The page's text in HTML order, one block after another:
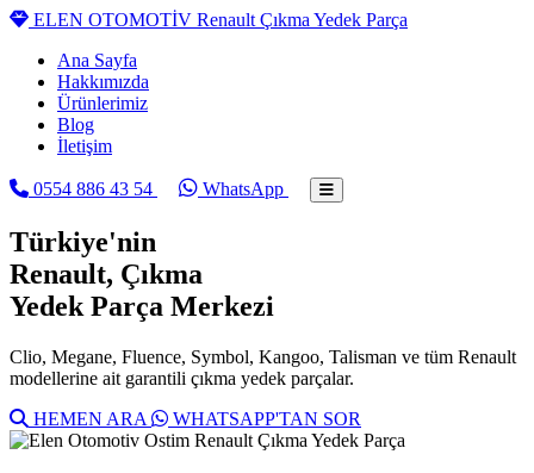
ELEN OTOMOTİV Renault Çıkma Yedek Parça
Ana Sayfa
Hakkımızda
Ürünlerimiz
Blog
İletişim
0554 886 43 54 WhatsApp
Türkiye'nin
Renault, Çıkma
Yedek Parça Merkezi
Clio, Megane, Fluence, Symbol, Kangoo, Talisman ve tüm Renault
modellerine ait garantili çıkma yedek parçalar.
HEMEN ARA
WHATSAPP'TAN SOR